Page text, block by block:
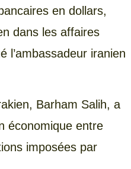
en dollars,
dans les affaires
l’ambassadeur iranien
Barham Salih, a
économique entre
imposées par